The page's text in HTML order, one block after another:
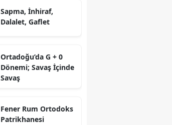
Sapma, İnhiraf,
Dalalet, Gaflet
Ortadoğu’da G + 0
Dönemi; Savaş İçinde
Savaş
Fener Rum Ortodoks
Patrikhanesi